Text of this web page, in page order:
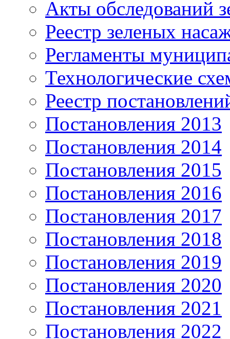
Акты обследований
Реестр зеленых
Регламенты
Технологические
Реестр
Постановления 2013
Постановления 2014
Постановления 2015
Постановления 2016
Постановления 2017
Постановления 2018
Постановления 2019
Постановления 2020
Постановления 2021
Постановления 2022